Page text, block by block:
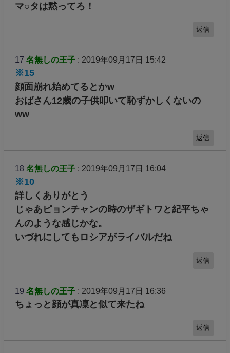
マ○タは黙ってろ！
返信
17 名無しの王子: 2019年09月17日 15:42
※15
顔面崩れ始めてるとかw
おばさん12歳の子供叩いて恥ずかしくないの
ww
返信
18 名無しの王子: 2019年09月17日 16:04
※10
詳しくありがとう
じゃあピョンチャンの時のザギトワと紀平ちゃ
んのような感じかな。
いづれにしてもロシアがライバルだね
返信
19 名無しの王子: 2019年09月17日 16:36
ちょっと顔が真凜と似て来たね
返信